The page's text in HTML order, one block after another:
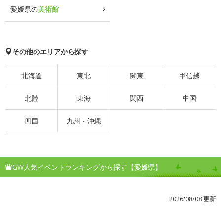
愛媛県の美術館
その他のエリアから探す
北海道 東北 関東 甲信越
北陸 東海 関西 中国
四国 九州・沖縄
GW人気イベントランキングから探す【愛媛県】
2026/08/08 更新